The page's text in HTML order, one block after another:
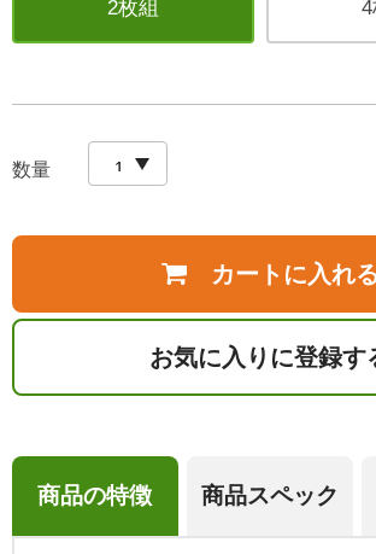
2枚組
数量
カートに入れ
お気に入りに登録す
商品の特徴 商品スペック